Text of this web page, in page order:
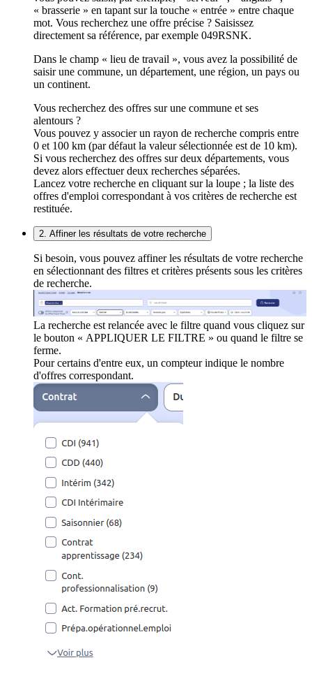
« brasserie » en tapant sur la touche « entrée » entre chaque
mot. Vous recherchez une offre précise ? Saisissez
directement sa référence, par exemple 049RSNK.
Dans le champ « lieu de travail », vous avez la possibilité de
saisir une commune, un département, une région, un pays ou
un continent.
Vous recherchez des offres sur une commune et ses
alentours ?
Vous pouvez y associer un rayon de recherche compris entre
0 et 100 km (par défaut la valeur sélectionnée est de 10 km).
Si vous recherchez des offres sur deux départements, vous
devez alors effectuer deux recherches séparées.
Lancez votre recherche en cliquant sur la loupe ; la liste des
offres d'emploi correspondant à vos critères de recherche est
restituée.
2. Affiner les résultats de votre recherche
Si besoin, vous pouvez affiner les résultats de votre recherche
en sélectionnant des filtres et critères présents sous les critères
de recherche.
La recherche est relancée avec le filtre quand vous cliquez sur
le bouton « APPLIQUER LE FILTRE » ou quand le filtre se
ferme.
Pour certains d'entre eux, un compteur indique le nombre
d'offres correspondant.